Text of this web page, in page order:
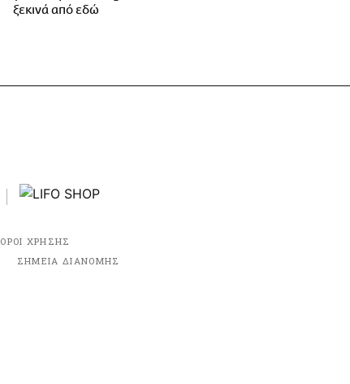
ξεκινά από εδώ
ΟΡΟΙ ΧΡΗΣΗΣ
ΣΗΜΕΙΑ ΔΙΑΝΟΜΗΣ